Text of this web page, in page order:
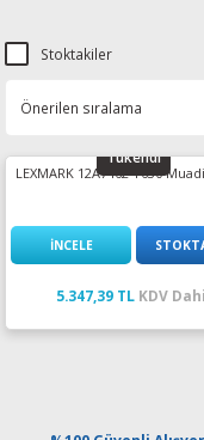
Stoktakiler
Tükendi
LEXMARK 12A7462 T630
İNCELE
5.347,39 TL KDV